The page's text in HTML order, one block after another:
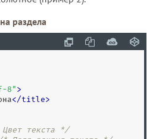
раздела
8 " >
</title>
текста */